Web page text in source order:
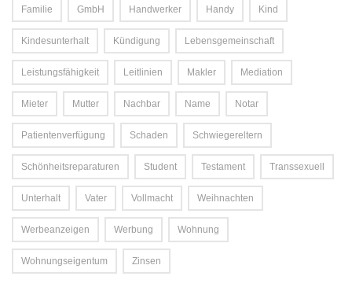
Familie GmbH Handwerker Handy Kind
Kindesunterhalt Kündigung Lebensgemeinschaft
Leistungsfähigkeit Leitlinien Makler Mediation
Mieter Mutter Nachbar Name Notar
Patientenverfügung Schaden Schwiegereltern
Schönheitsreparaturen Student Testament Transsexuell
Unterhalt Vater Vollmacht Weihnachten
Werbeanzeigen Werbung Wohnung
Wohnungseigentum Zinsen